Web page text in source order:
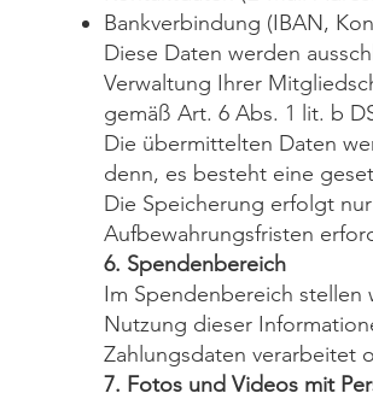
Bankverbindung (IBAN,
Diese Daten werden
Verwaltung Ihrer
gemäß Art. 6 Abs. 1 lit. b
Die übermittelten Daten
denn, es besteht eine
Die Speicherung erfolgt
Aufbewahrungsfristen
6. Spendenbereich
Im Spendenbereich stellen
Nutzung dieser
Zahlungsdaten verarbeitet
7. Fotos und Videos mit